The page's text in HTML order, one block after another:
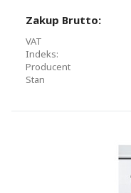
Zakup Brutto:
VAT
Indeks:
Producent
Stan